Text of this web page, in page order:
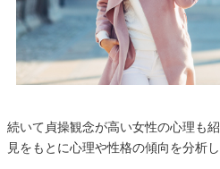
続いて貞操観念が高い女性の心理も
見をもとに心理や性格の傾向を分析